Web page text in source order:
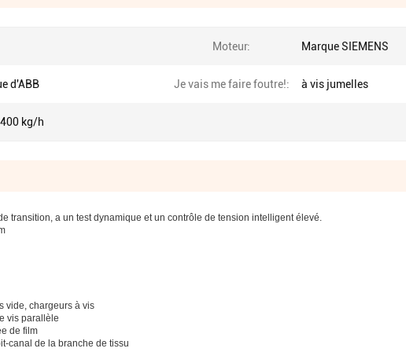
Moteur: Marque SIEMENS
d'ABB Je vais me faire foutre!: à vis jumelles
kg/h
transition, a un test dynamique et un contrôle de tension intelligent élevé.
vide, chargeurs à vis
vis parallèle
de film
canal de la branche de tissu